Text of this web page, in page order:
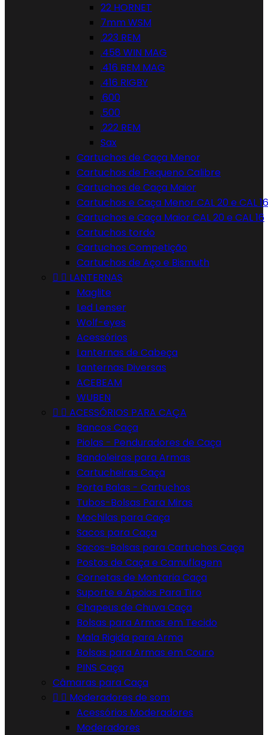
22 HORNET
7mm WSM
.223 REM
.458 WIN MAG
.416 REM MAG
.416 RIGBY
.600
.500
.222 REM
Sax
Cartuchos de Caça Menor
Cartuchos de Pequeno Calibre
Cartuchos de Caça Maior
Cartuchos e Caça Menor CAL 20 e CAL 16
Cartuchos e Caça Maior CAL 20 e CAL 16
Cartuchos tordo
Cartuchos Competição
Cartuchos de Aço e Bismuth
  LANTERNAS
Maglite
Led Lenser
Wolf-eyes
Acessórios
Lanternas de Cabeça
Lanternas Diversas
ACEBEAM
WUBEN
  ACESSÓRIOS PARA CAÇA
Bancos Caça
Piolas - Penduradores de Caça
Bandoleiras para Armas
Cartucheiras Caça
Porta Balas - Cartuchos
Tubos-Bolsas Para Miras
Mochilas para Caça
Sacos para Caça
Sacos-Bolsas para Cartuchos Caça
Postos de Caça e Camuflagem
Cornetas de Montaria Caça
Suporte e Apoios Para Tiro
Chapeus de Chuva Caça
Bolsas para Armas em Tecido
Mala Rigida para Arma
Bolsas para Armas em Couro
PINS Caça
Câmaras para Caça
  Moderadores de som
Acessórios Moderadores
Moderadores